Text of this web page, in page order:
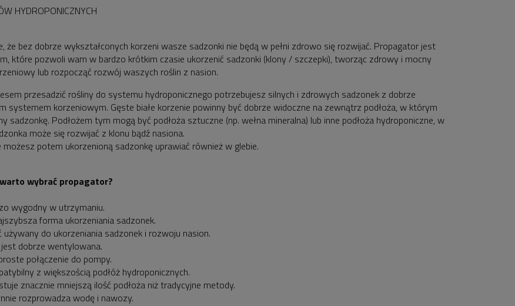
HYDROPONICZNYCH
że bez dobrze wykształconych korzeni wasze sadzonki nie będą w pełni zdrowo się rozwijać. Propagator jest
które pozwoli wam w bardzo krótkim czasie ukorzenić sadzonki (klony / szczepki), tworząc zdrowy i mocny
lub rozpocząć rozwój waszych roślin z nasion.
przesadzić rośliny do systemu hydroponicznego potrzebujesz silnych i zdrowych sadzonek z dobrze
systemem korzeniowym. Gęste białe korzenie powinny być dobrze widoczne na zewnątrz podłoża, w którym
sadzonkę. Podłożem tym mogą być podłoża sztuczne (np. wełna mineralna) lub inne podłoża hydroponiczne, w
może się rozwijać z klonu bądź nasiona.
możesz potem ukorzenioną sadzonkę uprawiać również w glebie.
wybrać propagator?
wygodny w utrzymaniu.
forma ukorzeniania sadzonek.
używany do ukorzeniania sadzonek i rozwoju nasion.
dobrze wentylowana.
połączenie do pompy.
z większością podłóż hydroponicznych.
znacznie mniejszą ilość podłoża niż tradycyjne metody.
rozprowadza wodę i nawozy.